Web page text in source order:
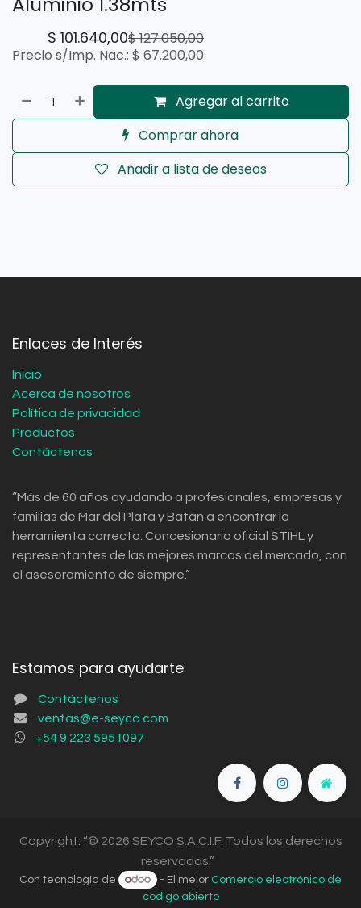
$ 101.640,00$127.050,00
Precio s/Imp. Nac.: $ 67.200,00
Agregar al carrito
Comprar ahora
Añadir a lista de deseos
Enlaces de Interés
Inicio
Acerca de nosotros
Política de privacidad
Productos
Contáctenos
“Más de 60 años ayudando a profesionales, empresas y
familias de Mar del Plata y Batán a encontrar la
herramienta correcta. Concesionario oficial STIHL y
representantes de las mejores marcas del mercado, con
el asesoramiento de siempre.”
Estamos para ayudarte
Contáctenos
ventas@e-seyco.com
+54 9 223 5951097
Copyright: “© 2026 SEYCO S.A.C.I.F. Todos los derechos
reservados.”
Con tecnología de - El mejor Comercio electrónico de
código abierto